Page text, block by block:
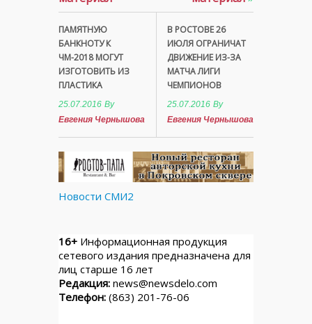
ПАМЯТНУЮ
БАНКНОТУ К
ЧМ-2018 МОГУТ
ИЗГОТОВИТЬ ИЗ
ПЛАСТИКА
25.07.2016 By
Евгения Чернышова
В РОСТОВЕ 26
ИЮЛЯ ОГРАНИЧАТ
ДВИЖЕНИЕ ИЗ-ЗА
МАТЧА ЛИГИ
ЧЕМПИОНОВ
25.07.2016 By
Евгения Чернышова
Новости СМИ2
16+ Информационная продукция
сетевого издания предназначена для
лиц старше 16 лет
Редакция: news@newsdelo.com
Телефон: (863) 201-76-06